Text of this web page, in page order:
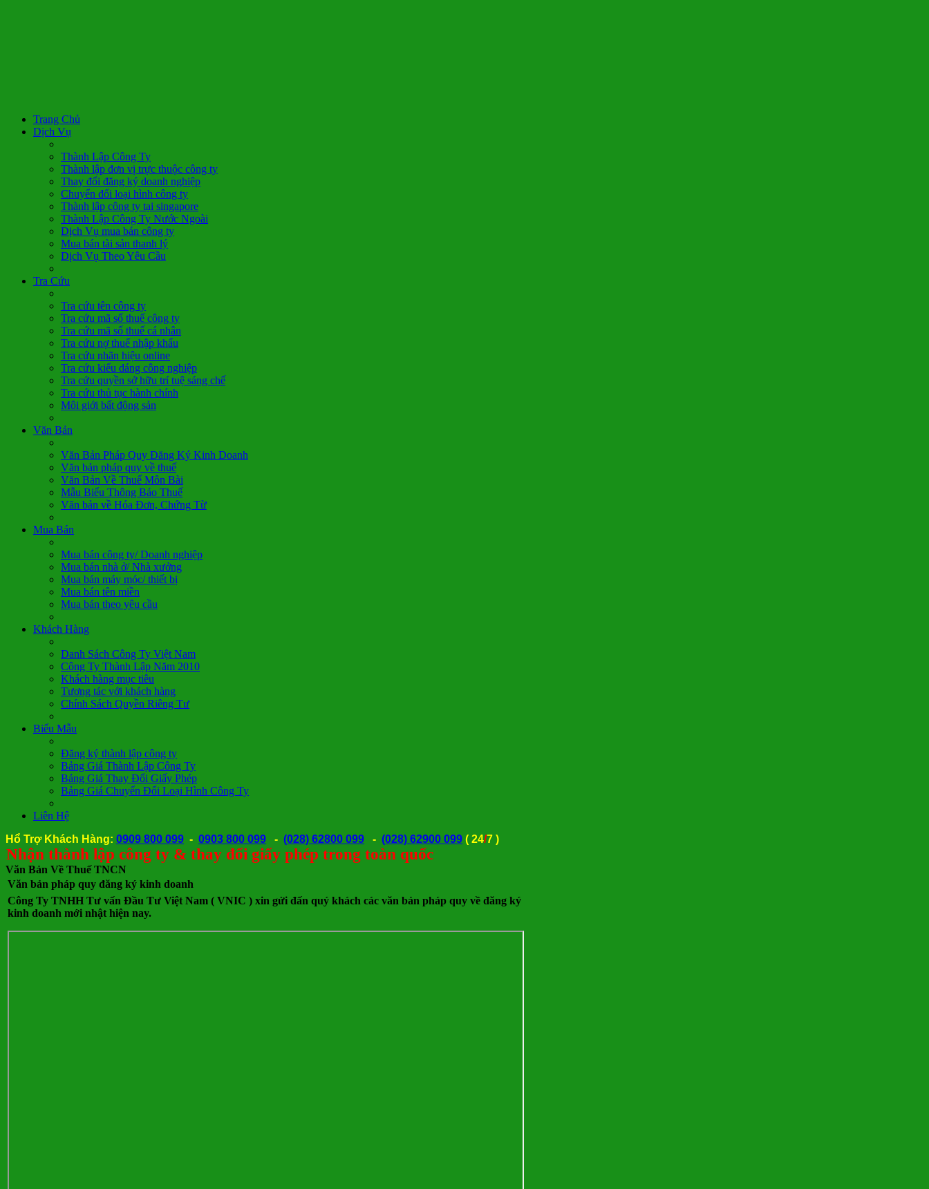
Trang Chủ
Dịch Vụ
Thành Lập Công Ty
Thành lập đơn vị trực thuộc công ty
Thay đổi đăng ký doanh nghiệp
Chuyển đổi loại hình công ty
Thành lập công ty tại singapore
Thành Lập Công Ty Nước Ngoài
Dịch Vụ mua bán công ty
Mua bán tài sản thanh lý
Dịch Vụ Theo Yêu Cầu
Tra Cứu
Tra cứu tên công ty
Tra cứu mã số thuế công ty
Tra cứu mã số thuế cá nhân
Tra cứu nợ thuế nhập khẩu
Tra cứu nhãn hiệu online
Tra cứu kiểu dáng công nghiệp
Tra cứu quyền sở hữu trí tuệ sáng chế
Tra cứu thủ tục hành chính
Môi giới bất động sản
Văn Bản
Văn Bản Pháp Quy Đăng Ký Kinh Doanh
Văn bản pháp quy về thuế
Văn Bản Về Thuế Môn Bài
Mẫu Biểu Thông Báo Thuế
Văn bản về Hóa Đơn, Chứng Từ
Mua Bán
Mua bán công ty/ Doanh nghiệp
Mua bán nhà ở/ Nhà xưởng
Mua bán máy móc/ thiết bị
Mua bán tên miền
Mua bán theo yêu cầu
Khách Hàng
Danh Sách Công Ty Việt Nam
Công Ty Thành Lập Năm 2010
Khách hàng mục tiêu
Tương tác với khách hàng
Chính Sách Quyền Riêng Tư
Biểu Mẫu
Đăng ký thành lập công ty
Bảng Giá Thành Lập Công Ty
Bảng Giá Thay Đổi Giấy Phép
Bảng Giá Chuyển Đổi Loại Hình Công Ty
Liên Hệ
Hổ Trợ Khách Hàng: 0909 800 099 - 0903 800 099 - (028) 62800 099 - (028) 62900 099 ( 24/7 )
thành lập công ty & thay đổi giấy phép trong toàn quốc
Văn Bản Về Thuế TNCN
Văn bản pháp quy đăng ký kinh doanh
Công Ty TNHH Tư vấn Đầu Tư Việt Nam ( VNIC ) xin gửi đấn quý khách các văn bản pháp quy về đăng ký
kinh doanh mới nhật hiện nay.